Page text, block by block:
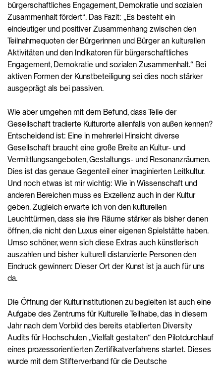
bürgerschaftliches Engagement, Demokratie und sozialen
Zusammenhalt fördert“. Das Fazit: „Es besteht ein
eindeutiger und positiver Zusammenhang zwischen den
Teilnahmequoten der Bürgerinnen und Bürger an kulturellen
Aktivitäten und den Indikatoren für bürgerschaftliches
Engagement, Demokratie und sozialen Zusammenhalt.“ Bei
aktiven Formen der Kunstbeteiligung sei dies noch stärker
ausgeprägt als bei passiven.
Wie aber umgehen mit dem Befund, dass Teile der
Gesellschaft tradierte Kulturorte allenfalls von außen kennen?
Entscheidend ist: Eine in mehrerlei Hinsicht diverse
Gesellschaft braucht eine große Breite an Kultur- und
Vermittlungsangeboten, Gestaltungs- und Resonanzräumen.
Dies ist das genaue Gegenteil einer imaginierten Leitkultur.
Und noch etwas ist mir wichtig: Wie in Wissenschaft und
anderen Bereichen muss es Exzellenz auch in der Kultur
geben. Zugleich erwarte ich von den kulturellen
Leuchttürmen, dass sie ihre Räume stärker als bisher denen
öffnen, die nicht den Luxus einer eigenen Spielstätte haben.
Umso schöner, wenn sich diese Extras auch künstlerisch
auszahlen und bisher kulturell distanzierte Personen den
Eindruck gewinnen: Dieser Ort der Kunst ist ja auch für uns
da.
Die Öffnung der Kulturinstitutionen zu begleiten ist auch eine
Aufgabe des Zentrums für Kulturelle Teilhabe, das in diesem
Jahr nach dem Vorbild des bereits etablierten Diversity
Audits für Hochschulen „Vielfalt gestalten“ den Pilotdurchlauf
eines prozessorientierten Zertifikatverfahrens startet. Dieses
wurde mit dem Stifterverband für die Deutsche